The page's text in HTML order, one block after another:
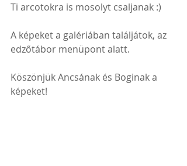
Ti arcotokra is mosolyt csaljanak :)
A képeket a galériában találjátok, az
edzőtábor menüpont alatt.
Köszönjük Ancsának és Boginak a
képeket!